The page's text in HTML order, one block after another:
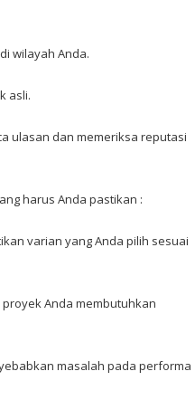
wilayah Anda.
asli.
ulasan dan memeriksa reputasi
harus Anda pastikan :
varian yang Anda pilih sesuai
proyek Anda membutuhkan
masalah pada performa